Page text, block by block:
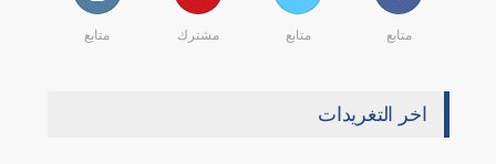
متابع متابع مشترك متابع
اخر التغريدات